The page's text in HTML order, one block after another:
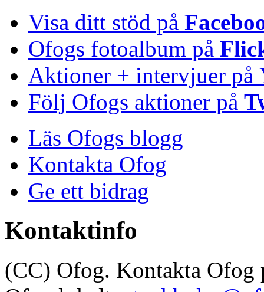
Visa ditt stöd på
Ofogs fotoalbum på
Aktioner + intervjuer på
Följ Ofogs aktioner på
Läs Ofogs blogg
Kontakta Ofog
Ge ett bidrag
Kontaktinfo
(CC) Ofog. Kontakta Ofog